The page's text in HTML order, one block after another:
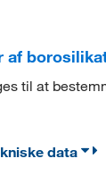
af
til at
data